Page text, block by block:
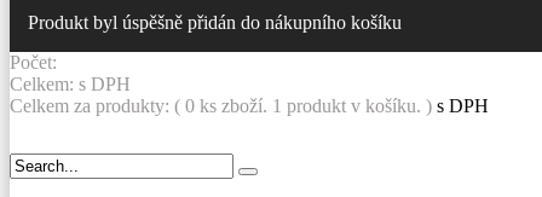
Produkt byl úspěšně přidán do nákupního košíku
Počet:
Celkem: s DPH
Celkem za produkty: ( 0 ks zboží. 1 produkt v košíku. ) s DPH